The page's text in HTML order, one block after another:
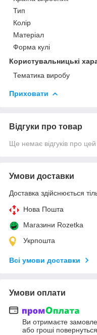
Тип
Колір
Матеріал
Форма кулі
Користувальницькі
Тематика виробу
Приховати
Відгуки про товар
Ще немає відгуків про
Умови доставки
Доставка здійснюється
Нова Пошта
Магазини Rozetka
Укрпошта
Всі умови доставки
Умови оплати
Ви отримаєте
або гроші